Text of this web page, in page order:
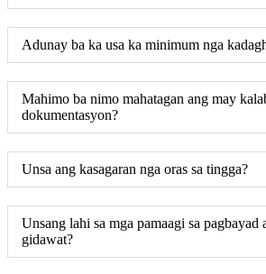
Adunay ba ka usa ka minimum nga
Mahimo ba nimo mahatagan ang may
dokumentasyon?
Unsa ang kasagaran nga oras sa tingga?
Unsang lahi sa mga pamaagi sa pagbayad
gidawat?